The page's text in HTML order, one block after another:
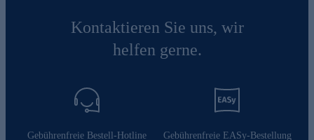
Kontaktieren Sie uns, wir
helfen gerne.
Gebührenfreie Bestell-Hotline Gebührenfreie EASy-Bestellung